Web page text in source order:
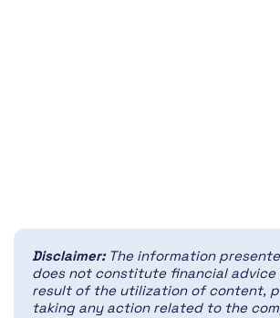
Disclaimer: The information
does not constitute financial advice
result of the utilization of content,
taking any action related to the